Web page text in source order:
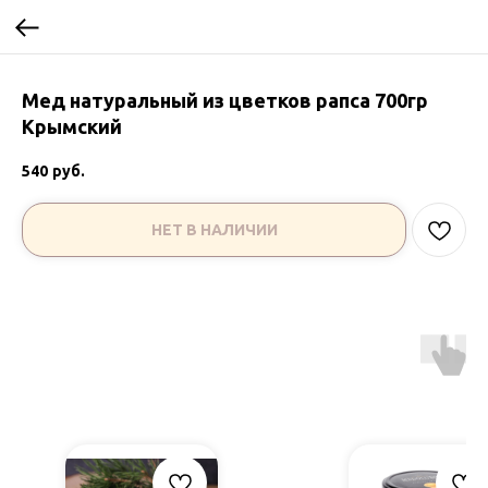
Мед натуральный из цветков рапса 700гр
Крымский
540 руб.
НЕТ В НАЛИЧИИ